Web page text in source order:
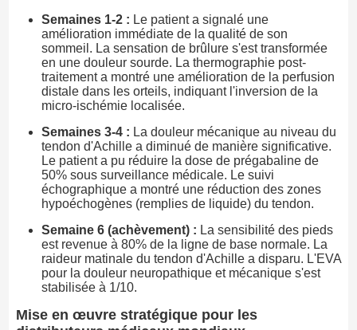
Semaines 1-2 : Le patient a signalé une
amélioration immédiate de la qualité de son
sommeil. La sensation de brûlure s'est transformée
en une douleur sourde. La thermographie post-
traitement a montré une amélioration de la perfusion
distale dans les orteils, indiquant l'inversion de la
micro-ischémie localisée.
Semaines 3-4 : La douleur mécanique au niveau du
tendon d'Achille a diminué de manière significative.
Le patient a pu réduire la dose de prégabaline de
50% sous surveillance médicale. Le suivi
échographique a montré une réduction des zones
hypoéchogènes (remplies de liquide) du tendon.
Semaine 6 (achèvement) : La sensibilité des pieds
est revenue à 80% de la ligne de base normale. La
raideur matinale du tendon d'Achille a disparu. L'EVA
pour la douleur neuropathique et mécanique s'est
stabilisée à 1/10.
Mise en œuvre stratégique pour les